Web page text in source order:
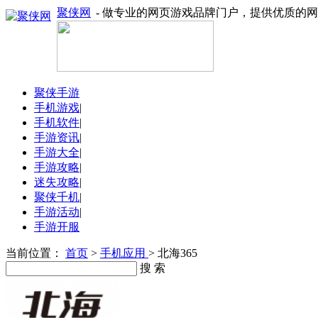
聚侠网 - 做专业的网页游戏品牌门户，提供优质的
聚侠手游
手机游戏|
手机软件|
手游资讯|
手游大全|
手游攻略|
迷失攻略|
聚侠千机|
手游活动|
手游开服
当前位置： 首页 > 手机应用 > 北海365
搜 索